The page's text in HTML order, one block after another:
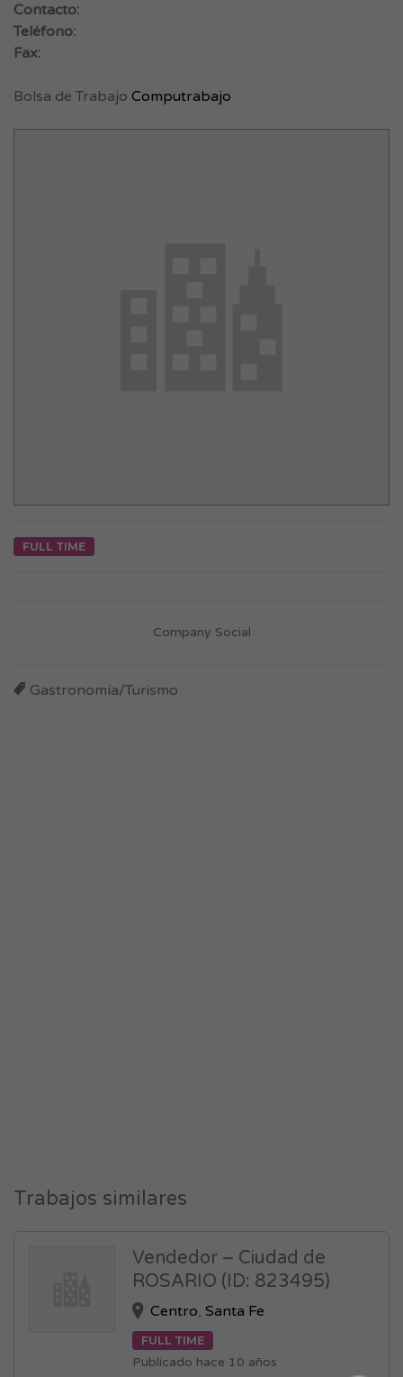
Contacto:
Teléfono:
Fax:
Bolsa de Trabajo Computrabajo
FULL TIME
Company Social
Gastronomía/Turismo
Trabajos similares
Vendedor – Ciudad de
ROSARIO (ID: 823495)
Centro,Santa Fe
FULL TIME
Publicado hace 10 años